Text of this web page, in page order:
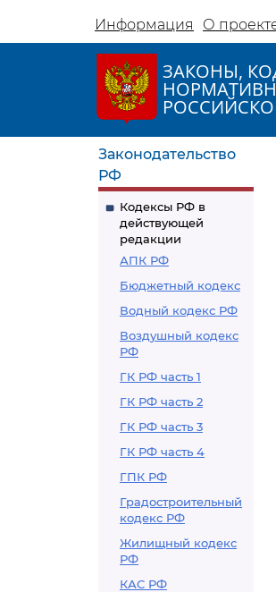
Информация О
ЗАКОНЫ,
Законодательство
РФ
Кодексы РФ в
действующей
редакции
АПК РФ
Бюджетный кодекс
Водный кодекс РФ
Воздушный кодекс
РФ
ГК РФ часть 1
ГК РФ часть 2
ГК РФ часть 3
ГК РФ часть 4
ГПК РФ
Градостроительный
кодекс РФ
Жилищный кодекс
РФ
КАС РФ